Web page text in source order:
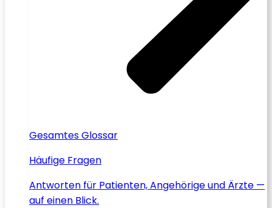
Gesamtes Glossar
Häufige Fragen
Antworten für Patienten, Angehörige und Ärzte —
auf einen Blick.